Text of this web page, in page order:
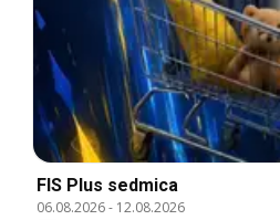
FIS Plus sedmica
06.08.2026- 12.08.2026